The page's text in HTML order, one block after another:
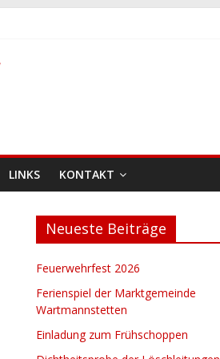
LINKS KONTAKT
Neueste Beiträge
Feuerwehrfest 2026
Ferienspiel der Marktgemeinde
Wartmannstetten
Einladung zum Frühschoppen